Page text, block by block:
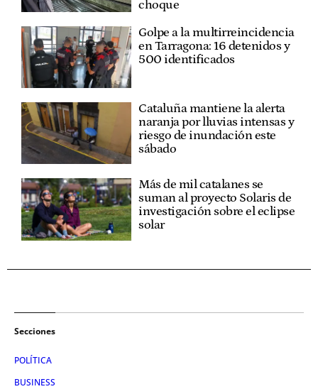
choque
Golpe a la multirreincidencia
en Tarragona: 16 detenidos y
500 identificados
Cataluña mantiene la alerta
naranja por lluvias intensas y
riesgo de inundación este
sábado
Más de mil catalanes se
suman al proyecto Solaris de
investigación sobre el eclipse
solar
Secciones
POLÍTICA
BUSINESS